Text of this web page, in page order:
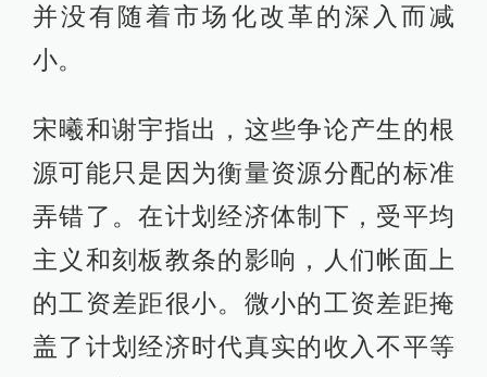
并没有随着市场化改革的深入而减
小。
宋曦和谢宇指出，这些争论产生的根
源可能只是因为衡量资源分配的标准
弄错了。在计划经济体制下，受平均
主义和刻板教条的影响，人们帐面上
的工资差距很小。微小的工资差距掩
盖了计划经济时代真实的收入不平等